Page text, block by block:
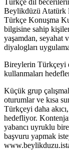
Beylikdüzü Atatürk
Türkçe Konuşma
bilgisine sahip
yaşamdan, seyahat
diyalogları
Bireylerin Türkçeyi
kullanmaları
Küçük grup
oturumlar ve kısa
Türkçeyi daha
hedefliyor.
yabancı uyruklu
başvuru yapmak